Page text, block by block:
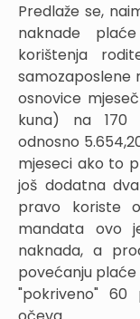
Predlaže se,
naknade
korištenja
samozaposlene
osnovice
kuna) na 170
odnosno
mjeseci ako to
još dodatna
pravo koriste
mandata ovo
naknada, a
povećanju
"pokriveno" 60